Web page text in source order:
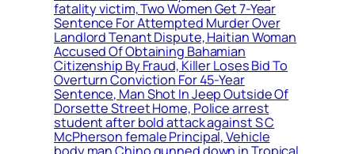
fatality victim, Two Women Get 7-Year
Sentence For Attempted Murder Over
Landlord Tenant Dispute, Haitian Woman
Accused Of Obtaining Bahamian
Citizenship By Fraud, Killer Loses Bid To
Overturn Conviction For 45-Year
Sentence, Man Shot In Jeep Outside Of
Dorsette Street Home, Police arrest
student after bold attack against S C
McPherson female Principal, Vehicle